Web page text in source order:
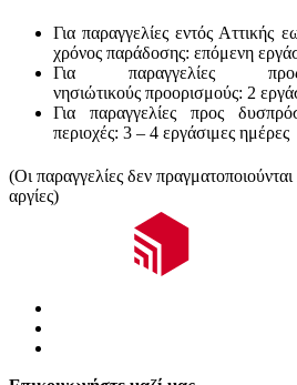
Για παραγγελίες εντός Αττικής
χρόνος παράδοσης: επόμενη
Για παραγγελίες
νησιώτικούς προορισμούς: 2
Για παραγγελίες προς
περιοχές: 3 – 4 εργάσιμες ημέρες
(Οι παραγγελίες δεν
αργίες)